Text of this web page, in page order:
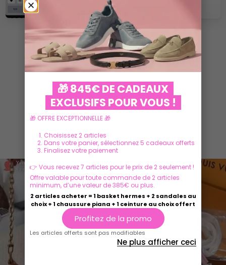
VOIR PLUS
Ils parlent de nous
🎁 845€ DE CADEAUX
EXCLUSIFS POUR VOUS !
🎁 OFFRE EXCEPTIONNELLE 🎁
Choisissez 2 articles
Dans votre panier, sélectionnez 5 cadeaux offerts
Finalisez votre paiement
👉 Vous recevez 7 articles pour le prix de 2 seulement !
Offre valable pour toute commande de 2 articles
minimum, d’une valeur de 385€ ou plus.
2 articles acheter = 1 basket hermes + 2 sandales au
choix + 1 chaussure piana + 1 ceinture au choix offert
Profitez de la promo
Les articles offerts sont pas modifiables
Ne plus afficher ceci